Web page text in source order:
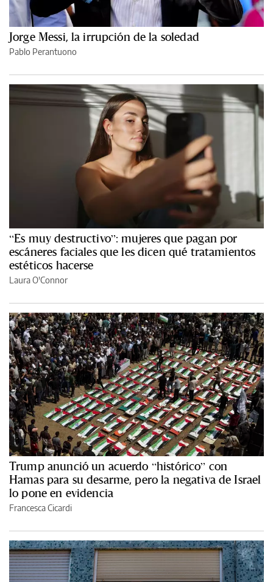
Jorge Messi, la irrupción de la soledad
Pablo Perantuono
“Es muy destructivo”: mujeres que pagan por
escáneres faciales que les dicen qué tratamientos
estéticos hacerse
Laura O'Connor
Trump anunció un acuerdo “histórico” con
Hamas para su desarme, pero la negativa de Israel
lo pone en evidencia
Francesca Cicardi